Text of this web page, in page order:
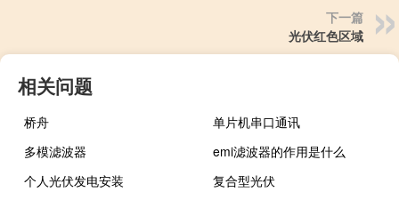
下一篇
光伏红色区域
相关问题
桥舟
单片机串口通讯
多模滤波器
emi滤波器的作用是什么
个人光伏发电安装
复合型光伏